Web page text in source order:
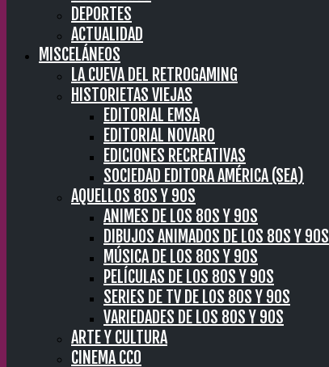
DEPORTES
ACTUALIDAD
MISCELÁNEOS
LA CUEVA DEL RETROGAMING
HISTORIETAS VIEJAS
EDITORIAL EMSA
EDITORIAL NOVARO
EDICIONES RECREATIVAS
SOCIEDAD EDITORA AMÉRICA (SEA)
AQUELLOS 80S Y 90S
ANIMES DE LOS 80S Y 90S
DIBUJOS ANIMADOS DE LOS 80S Y 90S
MÚSICA DE LOS 80S Y 90S
PELÍCULAS DE LOS 80S Y 90S
SERIES DE TV DE LOS 80S Y 90S
VARIEDADES DE LOS 80S Y 90S
ARTE Y CULTURA
CINEMA CC0